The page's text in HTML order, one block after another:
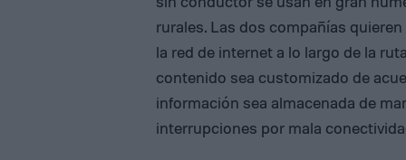
rurales. Las dos compañías
la red de internet a lo largo de la
contenido sea customizado de
información sea almacenada de
interrupciones por mala